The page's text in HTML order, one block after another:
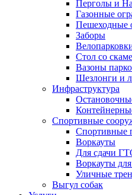
Перголы и
Газонные
Пешеходные
Заборы
Стол со
Вазоны
Шезлонги и
Инфраструктура
Спортивные
Спортивные
Воркауты
Для сдачи
Воркауты
Уличные
Выгул собак